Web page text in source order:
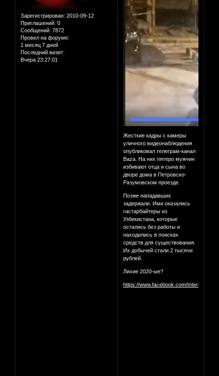
Зарегистрирован: 2010-09-12
Приглашений: 0
Сообщений: 7872
Провел на форуме:
1 месяц 7 дней
Последний визит:
Вчера 23:27:01
Жесткие кадры с камеры
уличного видеонаблюдения
опубликовал телеграм-канал
Baza. На них пятеро мужчин
избивают отца и сына во
дворе дома в Петровско-
Разумовском проезде.
Позже нападавших
задержали. Ими оказались
гастарбайтеры из
Узбекистана, которые
остались без работы и
находились в поисках
средств для существования.
Их добычей стали 2 тысячи
рублей.
Лихие 2020-ые?
https://www.facebook.com/